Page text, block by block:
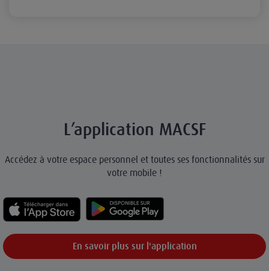
L’application MACSF
Accédez à votre espace personnel et toutes ses fonctionnalités sur
votre mobile !
En savoir plus sur l'application